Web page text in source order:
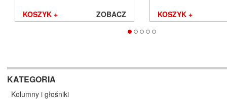
KOSZYK + ZOBACZ KOSZYK +
KATEGORIA
Kolumny i głośniki